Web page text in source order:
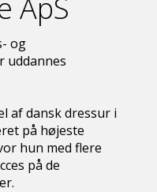
ApS
og
uddannes
af dansk dressur i
på højeste
hun med flere
på de